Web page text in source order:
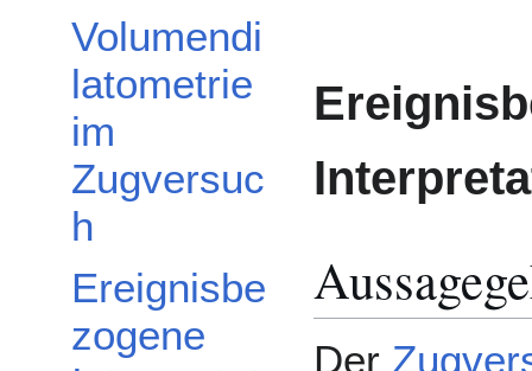
Volumendi
latometrie
im
Zugversuc
h
Ereignisbe
zogene
Der